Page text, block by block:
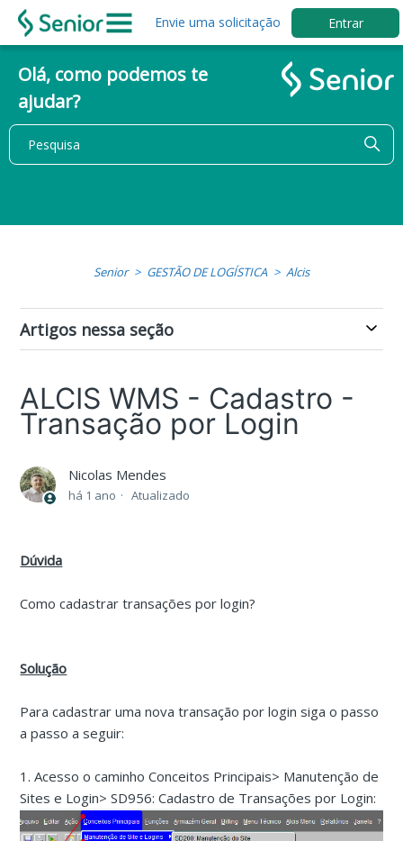
Envie uma solicitação Entrar
Olá, como podemos te
ajudar?
Senior GESTÃO DE LOGÍSTICA Alcis
Artigos nessa seção
ALCIS WMS - Cadastro -
Transação por Login
Nicolas Mendes
há 1 ano Atualizado
Dúvida
Como cadastrar transações por login?
Solução
Para cadastrar uma nova transação por login siga o passo
a passo a seguir:
1. Acesso o caminho Conceitos Principais> Manutenção de
Sites e Login> SD956: Cadastro de Transações por Login: